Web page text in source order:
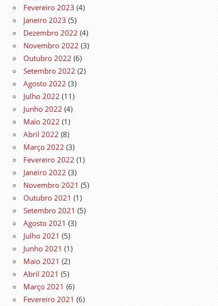
Fevereiro 2023 (4)
Janeiro 2023 (5)
Dezembro 2022 (4)
Novembro 2022 (3)
Outubro 2022 (6)
Setembro 2022 (2)
Agosto 2022 (3)
Julho 2022 (11)
Junho 2022 (4)
Maio 2022 (1)
Abril 2022 (8)
Março 2022 (3)
Fevereiro 2022 (1)
Janeiro 2022 (3)
Novembro 2021 (5)
Outubro 2021 (1)
Setembro 2021 (5)
Agosto 2021 (3)
Julho 2021 (5)
Junho 2021 (1)
Maio 2021 (2)
Abril 2021 (5)
Março 2021 (6)
Fevereiro 2021 (6)